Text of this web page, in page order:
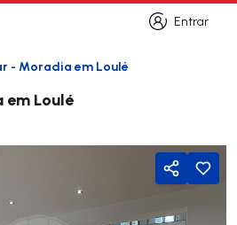
Entrar
Entrar
- Moradia em Loulé
Loulé
Partilhar